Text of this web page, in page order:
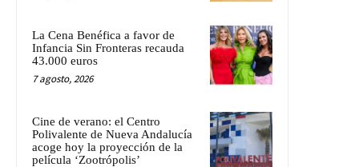
La Cena Benéfica a favor de
Infancia Sin Fronteras recauda
43.000 euros
7 agosto, 2026
Cine de verano: el Centro
Polivalente de Nueva Andalucía
acoge hoy la proyección de la
película ‘Zootrópolis’